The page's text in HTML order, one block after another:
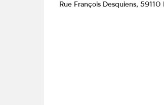
Rue François Desquiens, 59110